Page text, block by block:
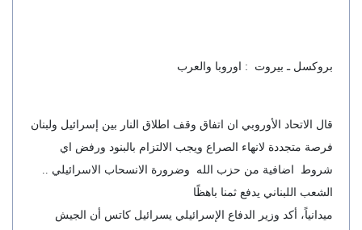
بروكسل ـ بيروت : اوروبا والعرب
قال الاتحاد الأوروبي ان اتفاق وقف اطلاق النار بين إسرائيل ولبنان
فرصة متجددة لانهاء الصراع ويجب الالتزام بالبنود ورفض اي
شروط اضافية من حزب الله وضرورة الانسحاب الاسرائيلي ..
الشعب اللبناني يدفع ثمنا باهظًا
ميدانياً، أكد وزير الدفاع الإسرائيلي يسرائيل كاتس أن الجيش